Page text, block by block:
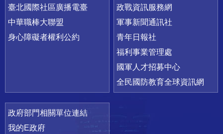
臺北國際社區廣播電臺
中華職棒大聯盟
身心障礙者權利公約
政戰資訊服務網
軍事新聞通訊社
青年日報社
福利事業管理處
國軍人才招募中心
全民國防教育全球資訊網
政府部門相關單位連結
我的E政府